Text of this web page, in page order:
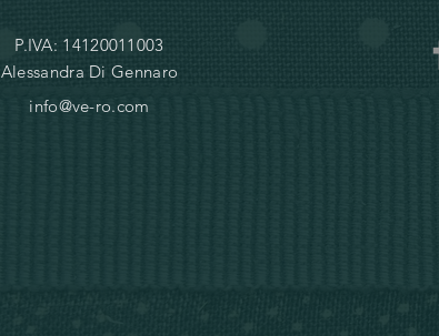
P.IVA: 14120011003
Alessandra Di Gennaro
info@ve-ro.com